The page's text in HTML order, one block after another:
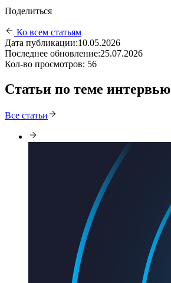
Поделиться
Ко всем статьям
Дата публикации:10.05.2026
Последнее обновление:25.07.2026
Кол-во просмотров: 56
Статьи по теме интервью
Все статьи